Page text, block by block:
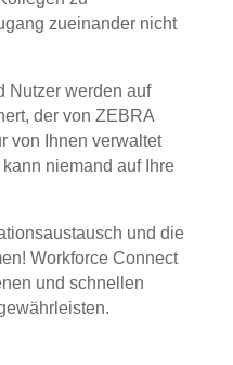
zueinander nicht
Nutzer werden auf
der von ZEBRA
von Ihnen verwaltet
niemand auf Ihre
und die
Workforce Connect
und schnellen